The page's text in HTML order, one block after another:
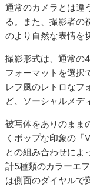
通常のカメラとは違
る。また、撮影者の
のより自然な表情を
撮影形式は、通常の
フォーマットを選択
レフ風のレトロなフ
ど、ソーシャルメデ
被写体をありのまま
くポップな印象の「
との組み合わせによ
計5種類のカラーエ
は側面のダイヤルで